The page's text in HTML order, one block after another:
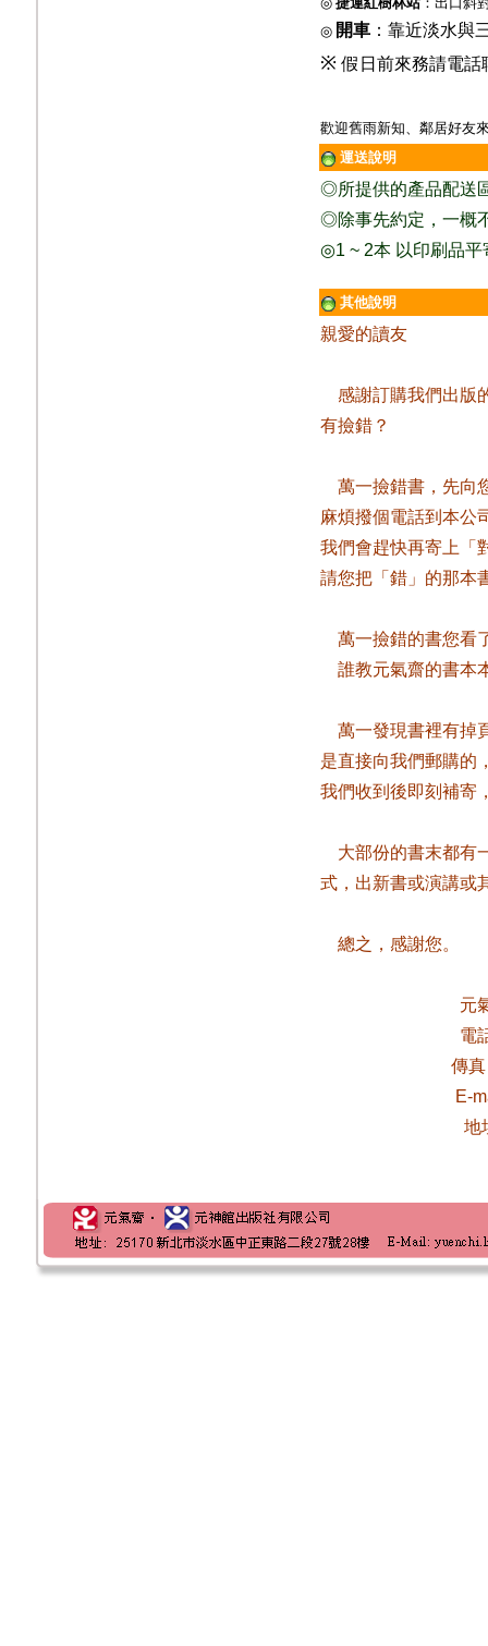
◎ 開車 ：靠近淡水與
※假日前來務請電話
歡迎舊雨新知、鄰居好友
運送說明
◎所提供的產品配送
◎除事先約定，一概
◎1 ~ 2本 以印刷品
其他說明
親愛的讀友
感謝訂購我們出版
有撿錯？
萬一撿錯書，先向
麻煩撥個電話到本公
我們會趕快再寄上「
請您把「錯」的那本
萬一撿錯的書您看
誰教元氣齋的書本
萬一發現書裡有掉
是直接向我們郵購的
我們收到後即刻補寄
大部份的書末都有
式，出新書或演講或
總之，感謝您。
元
電
傳
E-
地址 25170